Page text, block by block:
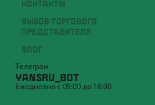
КОНТАКТЫ
ВЫЗОВ ТОРГОВОГО
ПРЕДСТАВИТЕЛЯ
БЛОГ
Телеграм
YANSRU_BOT
Ежедневно с 09:00 до 18:00